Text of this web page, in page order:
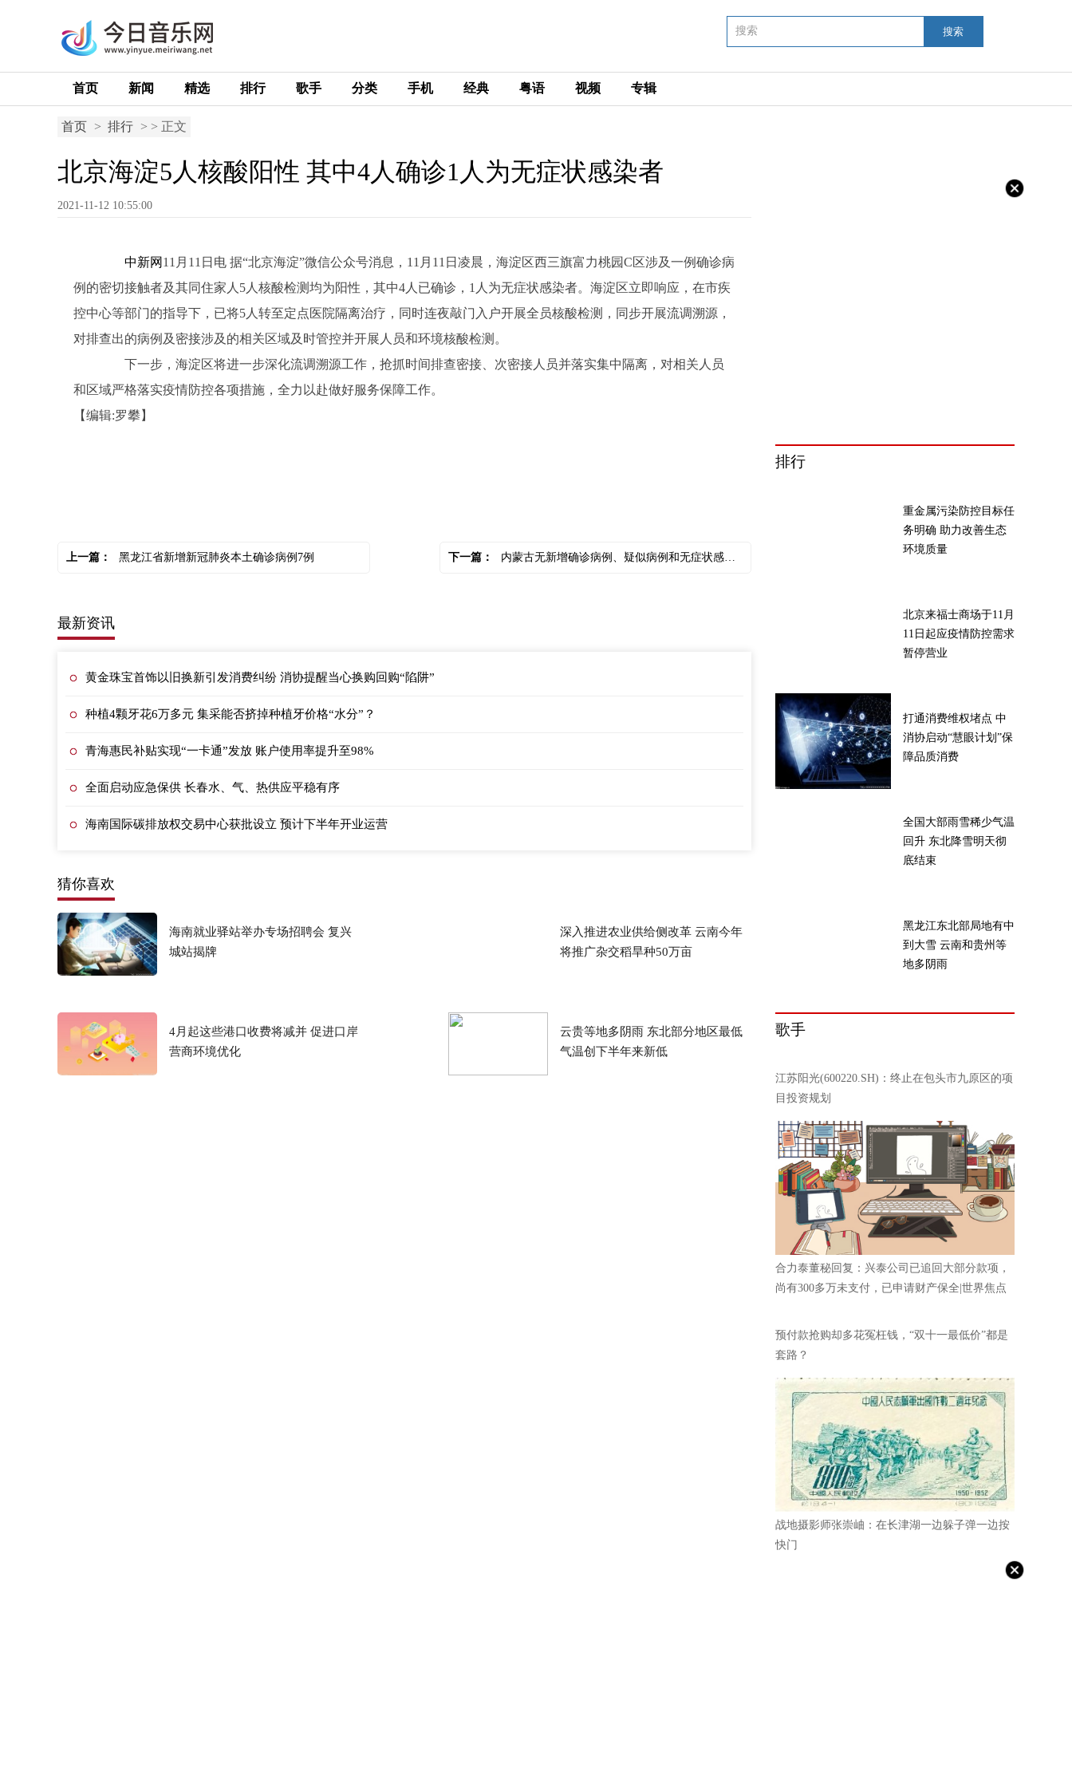
搜索
首页 新闻 精选 排行 歌手 分类 手机 经典 粤语 视频 专辑
首页 > 排行 > > 正文
北京海淀5人核酸阳性 其中4人确诊1人为无症状感染者
2021-11-12 10:55:00
中新网 11月11日电 据“北京海淀”微信公众号消息，11月11日凌晨，海淀区西三旗富力桃园C区涉及一例确诊病
例的密切接触者及其同住家人5人核酸检测均为阳性，其中4人已确诊，1人为无症状感染者。海淀区立即响应，在市疾
控中心等部门的指导下，已将5人转至定点医院隔离治疗，同时连夜敲门入户开展全员核酸检测，同步开展流调溯源，
对排查出的病例及密接涉及的相关区域及时管控并开展人员和环境核酸检测。
下一步，海淀区将进一步深化流调溯源工作，抢抓时间排查密接、次密接人员并落实集中隔离，对相关人员
和区域严格落实疫情防控各项措施，全力以赴做好服务保障工作。
【编辑:罗攀】
上一篇： 黑龙江省新增新冠肺炎本土确诊病例7例 下一篇： 内蒙古无新增确诊病例、疑似病例和无症状感染者
最新资讯
黄金珠宝首饰以旧换新引发消费纠纷 消协提醒当心换购回购“陷阱”
种植4颗牙花6万多元 集采能否挤掉种植牙价格“水分”？
青海惠民补贴实现“一卡通”发放 账户使用率提升至98%
全面启动应急保供 长春水、气、热供应平稳有序
海南国际碳排放权交易中心获批设立 预计下半年开业运营
猜你喜欢
海南就业驿站举办专场招聘会 复兴
城站揭牌
深入推进农业供给侧改革 云南今年
将推广杂交稻旱种50万亩
4月起这些港口收费将减并 促进口岸
营商环境优化
云贵等地多阴雨 东北部分地区最低
气温创下半年来新低
排行
重金属污染防控目标任
务明确 助力改善生态
环境质量
北京来福士商场于11月
11日起应疫情防控需求
暂停营业
打通消费维权堵点 中
消协启动“慧眼计划”保
障品质消费
全国大部雨雪稀少气温
回升 东北降雪明天彻
底结束
黑龙江东北部局地有中
到大雪 云南和贵州等
地多阴雨
歌手
江苏阳光(600220.SH)：终止在包头市九原区的项
目投资规划
合力泰董秘回复：兴泰公司已追回大部分款项，
尚有300多万未支付，已申请财产保全|世界焦点
预付款抢购却多花冤枉钱，“双十一最低价”都是
套路？
战地摄影师张崇岫：在长津湖一边躲子弹一边按
快门